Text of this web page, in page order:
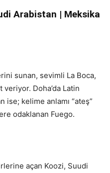
Arabistan | Meksika
sunan, sevimli La Boca,
Doha’da Latin
ise; kelime anlamı “ateş”
odaklanan Fuego.
açan Koozi, Suudi